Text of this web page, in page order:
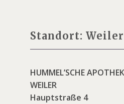
Standort: Weiler
HUMMEL’SCHE
WEILER
Hauptstraße 4